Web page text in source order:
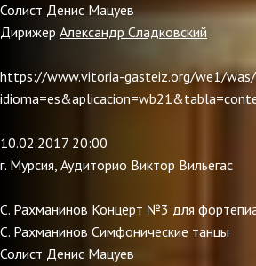
Солист Денис Мацуев
Дирижер Александр Сладковский
https://www.vitoria-gasteiz.org/we1/
10.02.2017 20:00
г. Мурсия, Аудиторио Виктор Вильегас
С. Рахманинов Концерт №3 для
С. Рахманинов Симфонические танцы
Солист Денис Мацуев